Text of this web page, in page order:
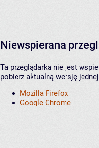
Niewspierana
Ta przeglądarka nie jest
pobierz aktualną wersję
Mozilla Firefox
Google Chrome